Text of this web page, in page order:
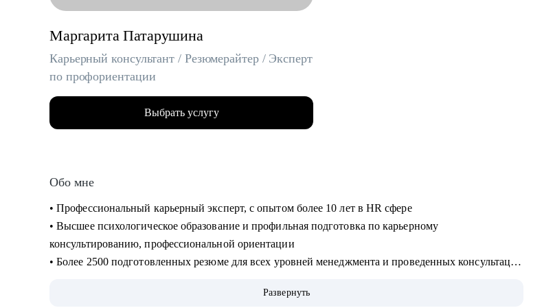
Маргарита Патарушина
Карьерный консультант / Резюмерайтер / Эксперт
по профориентации
Выбрать услугу
Обо мне
• Профессиональный карьерный эксперт, с опытом более 10 лет в HR сфере
• Высшее психологическое образование и профильная подготовка по карьерному
консультированию, профессиональной ориентации
• Более 2500 подготовленных резюме для всех уровней менеджмента и проведенных консультаций
• Обширный опыт профориентационной работы, помощи в смене карьерного вектора, выявления
Развернуть